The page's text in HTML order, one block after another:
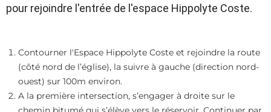
pour rejoindre l'entrée de l'espace Hippolyte Coste.
Contourner l'Espace Hippolyte Coste et rejoindre la route
(côté nord de l’église), la suivre à gauche (direction nord-
ouest) sur 100m environ.
A la première intersection, s’engager à droite sur le